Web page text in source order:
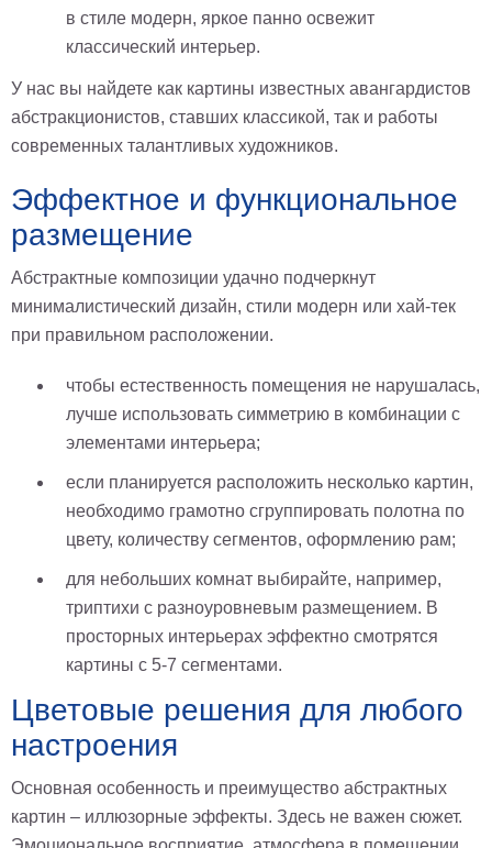
в стиле модерн, яркое панно освежит
классический интерьер.
У нас вы найдете как картины известных авангардистов
абстракционистов, ставших классикой, так и работы
современных талантливых художников.
Эффектное и функциональное
размещение
Абстрактные композиции удачно подчеркнут
минималистический дизайн, стили модерн или хай-тек
при правильном расположении.
чтобы естественность помещения не нарушалась,
лучше использовать симметрию в комбинации с
элементами интерьера;
если планируется расположить несколько картин,
необходимо грамотно сгруппировать полотна по
цвету, количеству сегментов, оформлению рам;
для небольших комнат выбирайте, например,
триптихи с разноуровневым размещением. В
просторных интерьерах эффектно смотрятся
картины с 5-7 сегментами.
Цветовые решения для любого
настроения
Основная особенность и преимущество абстрактных
картин – иллюзорные эффекты. Здесь не важен сюжет.